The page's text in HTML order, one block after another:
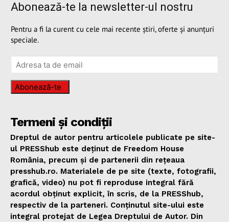
Abonează-te la newsletter-ul nostru
Pentru a fi la curent cu cele mai recente știri, oferte și anunțuri
speciale.
Abonează-te
Termeni și condiții
Dreptul de autor pentru articolele publicate pe site-
ul PRESShub este deținut de Freedom House
România, precum și de partenerii din rețeaua
presshub.ro. Materialele de pe site (texte, fotografii,
grafică, video) nu pot fi reproduse integral fără
acordul obținut explicit, în scris, de la PRESShub,
respectiv de la parteneri. Conținutul site-ului este
integral protejat de Legea Dreptului de Autor. Din